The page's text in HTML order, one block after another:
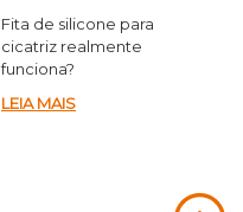
Fita de silicone para
cicatriz realmente
funciona?
LEIA MAIS